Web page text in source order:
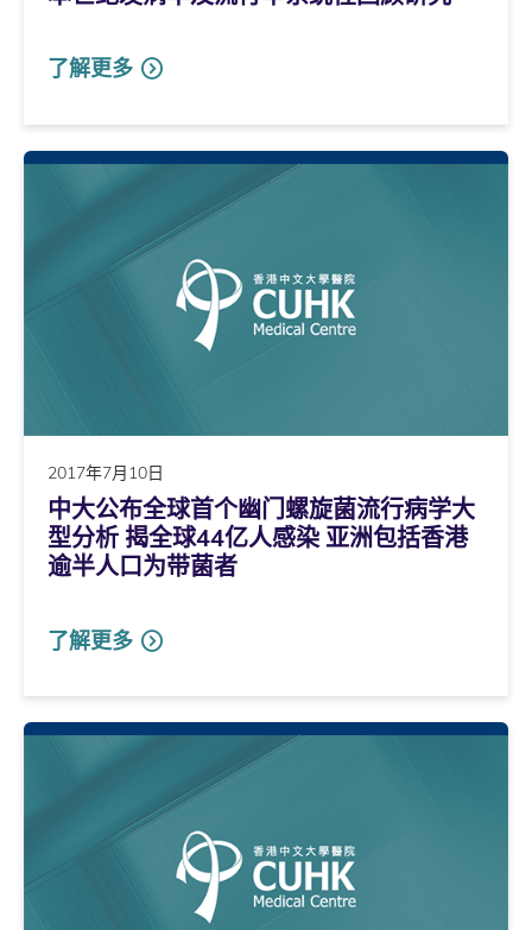
了解更多
2017年7月10日
中大公布全球首个幽门螺旋菌流行病学大
型分析 揭全球44亿人感染 亚洲包括香港
逾半人口为带菌者
了解更多